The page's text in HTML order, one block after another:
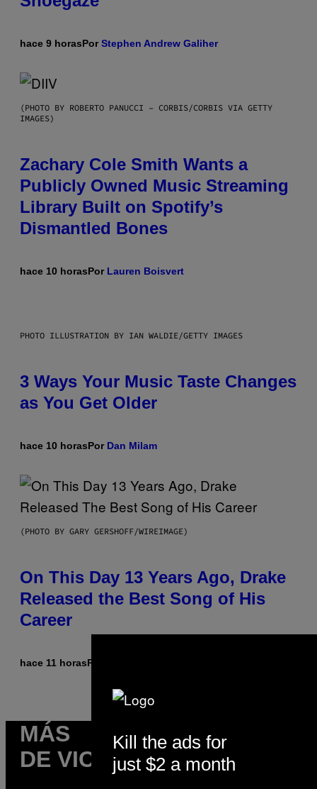
hace 9 horasPorStephen Andrew Galiher
(PHOTO BY ROBERTO PANUCCI – CORBIS/CORBIS VIA GETTY
IMAGES)
Zachary Cole Smith Wants a
Publicly Owned Music Streaming
Library Built on Spotify’s
Dismantled Bones
hace 10 horasPor Lauren Boisvert
PHOTO ILLUSTRATION BY IAN WALDIE/GETTY IMAGES
3 Ways Your Music Taste Changes
as You Get Older
hace 10 horasPor Dan Milam
(PHOTO BY GARY GERSHOFF/WIREIMAGE)
On This Day 13 Years Ago, Drake
Released the Best Song of His
Career
hace 11 horasPor
MÁS
DE VICE
Kill the ads for
just $2 a month